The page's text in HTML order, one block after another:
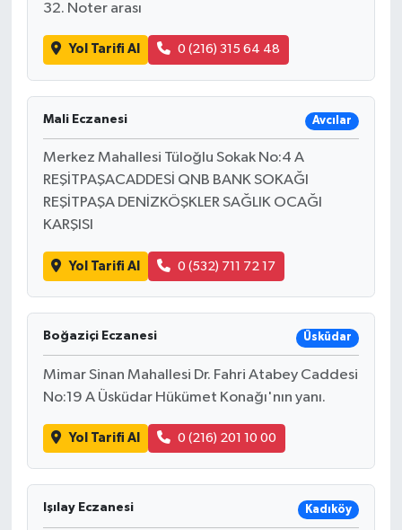
32. Noter arası
Yol Tarifi Al 0 (216) 315 64 48
Mali Eczanesi Avcılar
Merkez Mahallesi Tüloğlu Sokak No:4 A
REŞİTPAŞACADDESİ QNB BANK SOKAĞI
REŞİTPAŞA DENİZKÖŞKLER SAĞLIK OCAĞI
KARŞISI
Yol Tarifi Al 0 (532) 711 72 17
Boğaziçi Eczanesi Üsküdar
Mimar Sinan Mahallesi Dr. Fahri Atabey Caddesi
No:19 A Üsküdar Hükümet Konağı'nın yanı.
Yol Tarifi Al 0 (216) 201 10 00
Işılay Eczanesi Kadıköy